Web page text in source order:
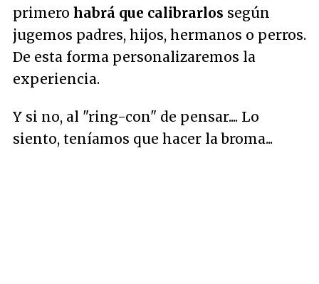
primero habrá que calibrarlos según
jugemos padres, hijos, hermanos o perros.
De esta forma personalizaremos la
experiencia.
Y si no, al "ring-con" de pensar.... Lo
siento, teníamos que hacer la broma...